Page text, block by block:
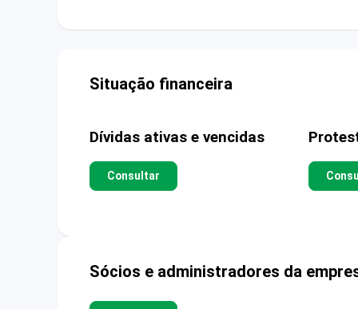
Situação financeira
Dívidas ativas e vencidas
Consultar
Sócios e administradores da